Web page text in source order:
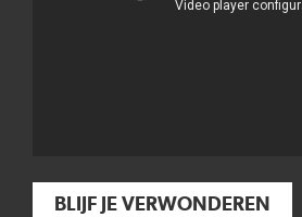
BLIJF JE VERWONDEREN